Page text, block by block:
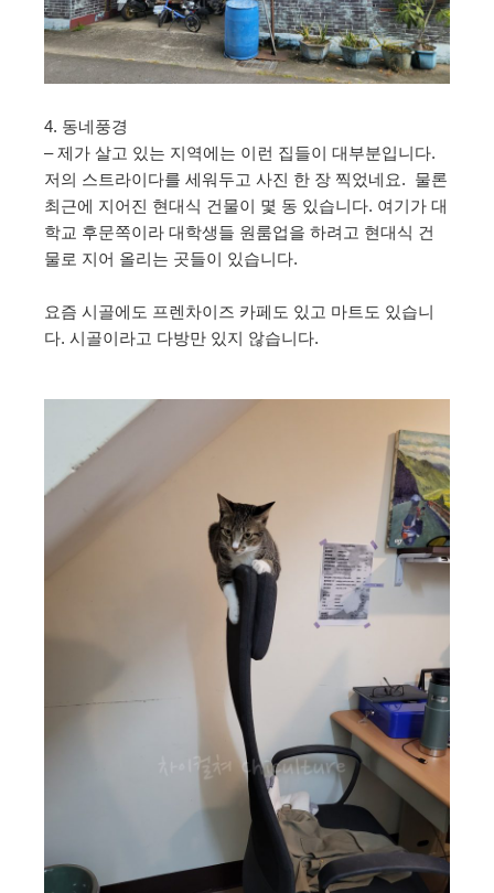
4. 동네풍경
– 제가 살고 있는 지역에는 이런 집들이 대부분입니다.
저의 스트라이다를 세워두고 사진 한 장 찍었네요. 물론
최근에 지어진 현대식 건물이 몇 동 있습니다. 여기가 대
학교 후문쪽이라 대학생들 원룸업을 하려고 현대식 건
물로 지어 올리는 곳들이 있습니다.
요즘 시골에도 프렌차이즈 카페도 있고 마트도 있습니
다. 시골이라고 다방만 있지 않습니다.